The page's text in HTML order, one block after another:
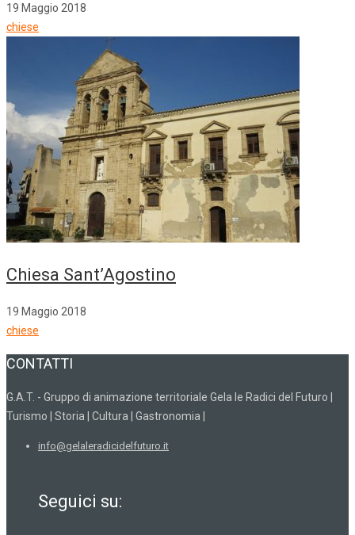
19 Maggio 2018
chiese
Chiesa Sant’Agostino
19 Maggio 2018
chiese
CONTATTI
G.A.T. - Gruppo di animazione territoriale Gela le Radici del Futuro |
Turismo | Storia | Cultura | Gastronomia |
info@gelaleradicidelfuturo.it
Seguici su: